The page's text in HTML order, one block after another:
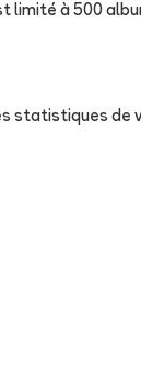
limité à 500
statistiques